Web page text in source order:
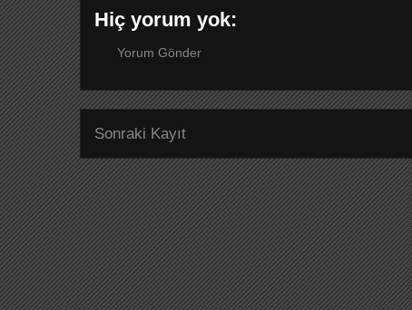
Hiç yorum yok:
Yorum Gönder
Sonraki Kayıt